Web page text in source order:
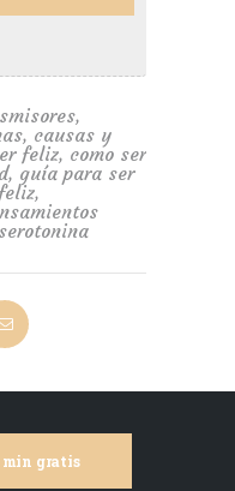
,
, causas y
feliz, como ser
, guía para ser
,
serotonina
min gratis